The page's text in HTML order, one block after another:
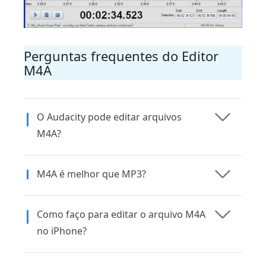
Perguntas frequentes do Editor
M4A
O Audacity pode editar arquivos
M4A?
M4A é melhor que MP3?
Como faço para editar o arquivo M4A
no iPhone?